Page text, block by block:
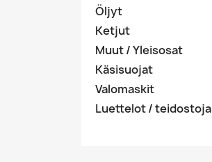
Öljyt
Ketjut
Muut / Yleisosat
Käsisuojat
Valomaskit
Luettelot / teidostoja